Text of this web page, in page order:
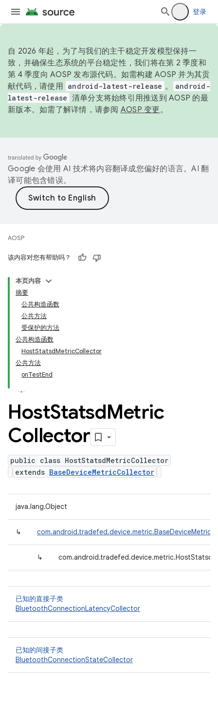
登录
自 2026 年起，为了与我们的主干稳定开发模型保持一
致，并确保生态系统的平台稳定性，我们将在第 2 季度和
第 4 季度向 AOSP 发布源代码。如需构建 AOSP 并为其贡
献代码，请使用 android-latest-release 。
android-
latest-release 清单分支将始终引用推送到 AOSP 的最
新版本。如需了解详情，请参阅 AOSP 变更。
Google 会使用 AI 技术将内容翻译成您偏好的语言。AI 翻
译可能包含错误。
AOSP
该内容对您有帮助吗？
本页内容
摘要
公共构造函数
公共方法
受保护的方法
公共构造函数
HostStatsdMetricCollector
公共方法
onTestEnd
HostStatsdMetric
Collector
public class HostStatsdMetricCollector
extends BaseDeviceMetricCollector
java.lang.Object
↳
↳
已知的直接子类
BluetoothConnectionLatencyCollector
已知的间接子类
BluetoothConnectionStateCollector